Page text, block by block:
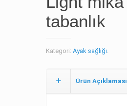
tabanlık
Kategori: Ayak sağlığı
Ürün Açıklaması